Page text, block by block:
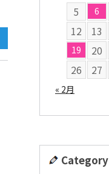
5 6
12 13
19 20
26
27
« 2月
Category